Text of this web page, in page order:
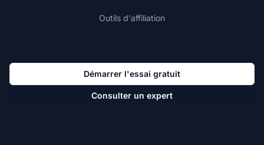
Outils d'affiliation
Démarrer l'essai gratuit
Consulter un expert